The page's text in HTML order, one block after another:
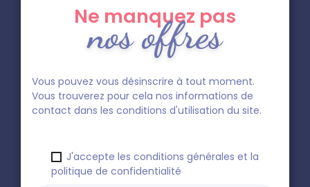
Ne manquez pas
nos offres
Vous pouvez vous désinscrire à tout moment.
Vous trouverez pour cela nos informations de
contact dans les conditions d'utilisation du site.
J'accepte les conditions générales et la
politique de confidentialité